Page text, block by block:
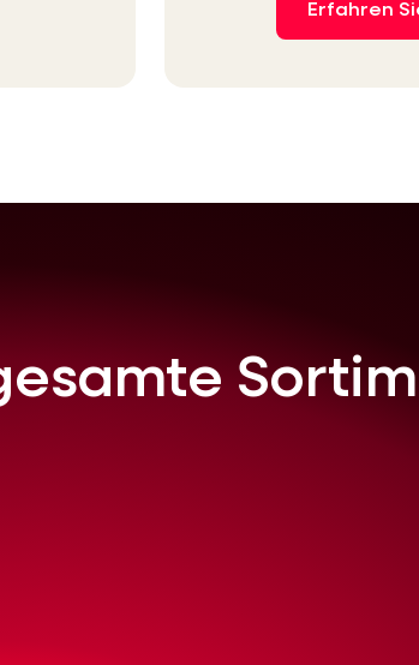
Erfahren